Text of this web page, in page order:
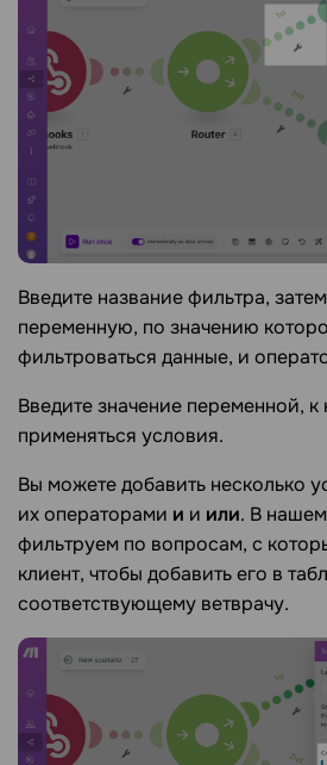
Введите название фильтра,
переменную, по значению
фильтроваться данные, и
Введите значение переменной, к
применяться условия.
Вы можете добавить несколько
их операторами и и или. В
фильтруем по вопросам, с
клиент, чтобы добавить его в
соответствующему ветврачу.